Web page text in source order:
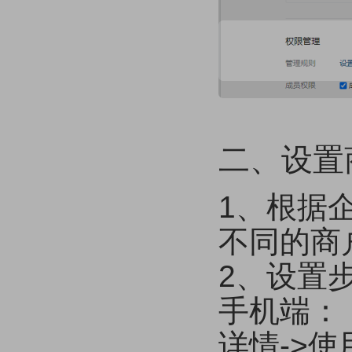
二、设
1、根据
不同的商
2、设置
手机端：